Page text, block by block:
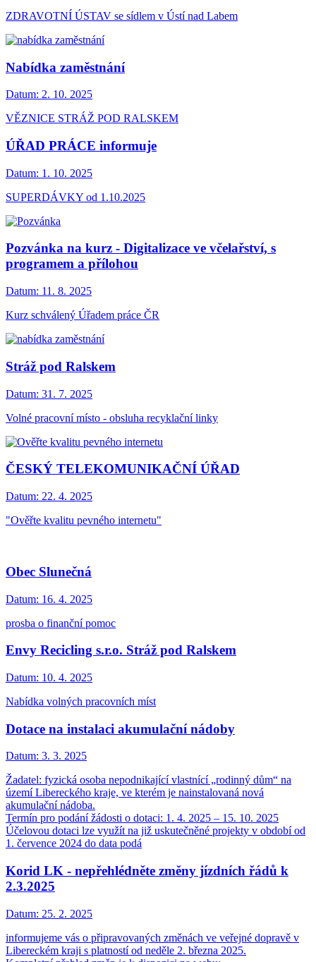
ZDRAVOTNÍ ÚSTAV se sídlem v Ústí nad Labem
Nabídka zaměstnání
Datum: 2. 10. 2025
VĚZNICE STRÁŽ POD RALSKEM
ÚŘAD PRÁCE informuje
Datum: 1. 10. 2025
SUPERDÁVKY od 1.10.2025
Pozvánka na kurz - Digitalizace ve včelařství, s
programem a přílohou
Datum: 11. 8. 2025
Kurz schválený Úřadem práce ČR
Stráž pod Ralskem
Datum: 31. 7. 2025
Volné pracovní místo - obsluha recyklační linky
ČESKÝ TELEKOMUNIKAČNÍ ÚŘAD
Datum: 22. 4. 2025
"Ověřte kvalitu pevného internetu"
Obec Slunečná
Datum: 16. 4. 2025
prosba o finanční pomoc
Envy Recicling s.r.o. Stráž pod Ralskem
Datum: 10. 4. 2025
Nabídka volných pracovních míst
Dotace na instalaci akumulační nádoby
Datum: 3. 3. 2025
Žadatel: fyzická osoba nepodnikající vlastnící „rodinný dům“ na
území Libereckého kraje, ve kterém je nainstalovaná nová
akumulační nádoba.
Termín pro podání žádosti o dotaci: 1. 4. 2025 – 15. 10. 2025
Účelovou dotaci lze využít na již uskutečněné projekty v období od
1. července 2024 do data podá
Korid LK - nepřehlédněte změny jízdních řádů k
2.3.2025
Datum: 25. 2. 2025
informujeme vás o připravovaných změnách ve veřejné dopravě v
Libereckém kraji s platností od neděle 2. března 2025.